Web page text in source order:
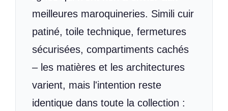
meilleures maroquineries. Simili cuir
patiné, toile technique, fermetures
sécurisées, compartiments cachés
– les matières et les architectures
varient, mais l'intention reste
identique dans toute la collection :